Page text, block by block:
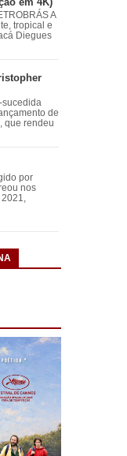
A
tropical e
Diegues
sucedida
de
que rendeu
por
nos